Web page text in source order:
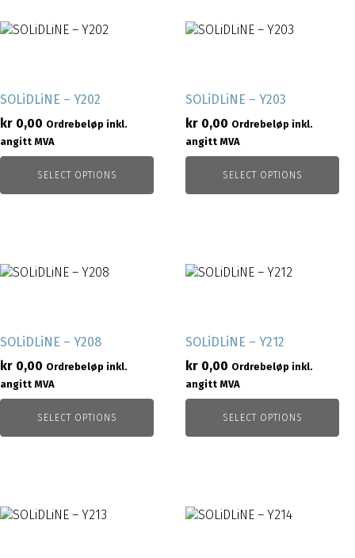
SOLiDLiNE – Y202
kr 0,00 Ordrebeløp inkl.
angitt MVA
SELECT OPTIONS
SOLiDLiNE – Y203
kr 0,00 Ordrebeløp inkl.
angitt MVA
SELECT OPTIONS
SOLiDLiNE – Y208
kr 0,00 Ordrebeløp inkl.
angitt MVA
SELECT OPTIONS
SOLiDLiNE – Y212
kr 0,00 Ordrebeløp inkl.
angitt MVA
SELECT OPTIONS